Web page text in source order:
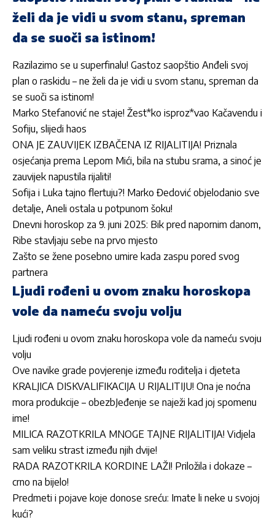
želi da je vidi u svom stanu, spreman
da se suoči sa istinom!
Razilazimo se u superfinalu! Gastoz saopštio Anđeli svoj
plan o raskidu – ne želi da je vidi u svom stanu, spreman da
se suoči sa istinom!
Marko Stefanović ne staje! Žest*ko isproz*vao Kačavendu i
Sofiju, slijedi haos
ONA JE ZAUVIJEK IZBAČENA IZ RIJALITIJA! Priznala
osjećanja prema Lepom Mići, bila na stubu srama, a sinoć je
zauvijek napustila rijaliti!
Sofija i Luka tajno flertuju?! Marko Đedović objelodanio sve
detalje, Aneli ostala u potpunom šoku!
Dnevni horoskop za 9. juni 2025: Bik pred napornim danom,
Ribe stavljaju sebe na prvo mjesto
Zašto se žene posebno umire kada zaspu pored svog
partnera
Ljudi rođeni u ovom znaku horoskopa
vole da nameću svoju volju
Ljudi rođeni u ovom znaku horoskopa vole da nameću svoju
volju
Ove navike grade povjerenje između roditelja i djeteta
KRALJICA DISKVALIFIKACIJA U RIJALITIJU! Ona je noćna
mora produkcije – obezbJeđenje se naježi kad joj spomenu
ime!
MILICA RAZOTKRILA MNOGE TAJNE RIJALITIJA! Vidjela
sam veliku strast između njih dvije!
RADA RAZOTKRILA KORDINE LAŽI! Priložila i dokaze –
crno na bijelo!
Predmeti i pojave koje donose sreću: Imate li neke u svojoj
kući?